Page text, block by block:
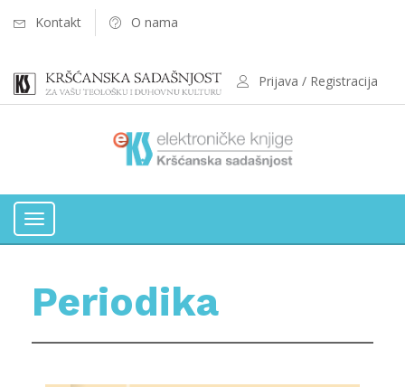
Kontakt O nama
Prijava / Registracija
Toggle
Periodika